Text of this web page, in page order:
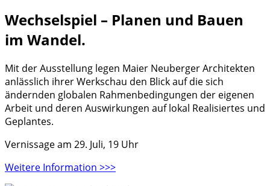
Wechselspiel – Planen und Bauen
im Wandel.
Mit der Ausstellung legen Maier Neuberger Architekten
anlässlich ihrer Werkschau den Blick auf die sich
ändernden globalen Rahmenbedingungen der eigenen
Arbeit und deren Auswirkungen auf lokal Realisiertes und
Geplantes.
Vernissage am 29. Juli, 19 Uhr
Weitere Information >>>